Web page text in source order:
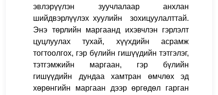
эвлэрүүлэн зуучлалаар анхлан
шийдвэрлүүлэх хуулийн зохицуулалттай.
Энэ төрлийн маргаанд ихэвчлэн гэрлэлт
цуцлуулах тухай, хүүхдийн асрамж
тогтоолгох, гэр бүлийн гишүүдийн тэтгэлэг,
тэтгэмжийн маргаан, гэр бүлийн
гишүүдийн дундаа хамтран өмчлөх эд
хөрөнгийн маргаан дээр өргөдөл гарган